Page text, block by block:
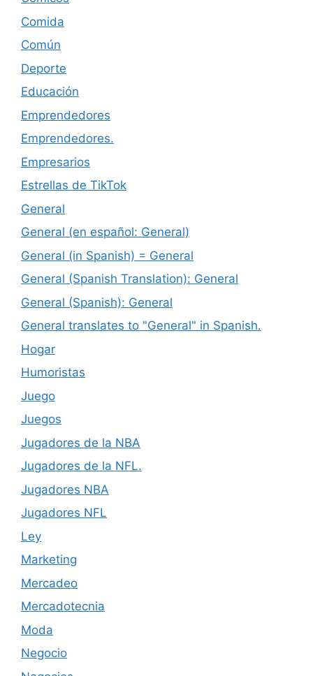
Comida
Común
Deporte
Educación
Emprendedores
Emprendedores.
Empresarios
Estrellas de TikTok
General
General (en español: General)
General (in Spanish) = General
General (Spanish Translation): General
General (Spanish): General
General translates to "General" in Spanish.
Hogar
Humoristas
Juego
Juegos
Jugadores de la NBA
Jugadores de la NFL.
Jugadores NBA
Jugadores NFL
Ley
Marketing
Mercadeo
Mercadotecnia
Moda
Negocio